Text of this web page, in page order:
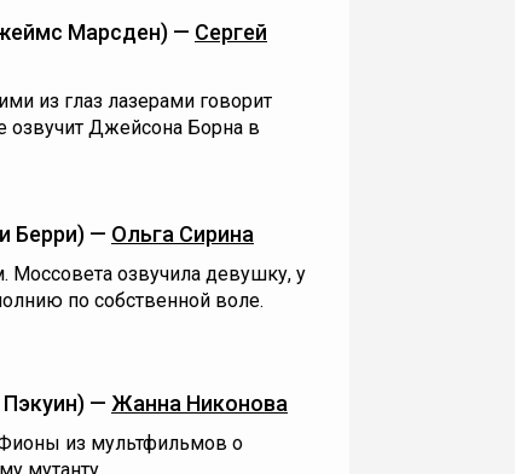
Марсден) — Сергей
из глаз лазерами говорит
озвучит Джейсона Борна в
Берри) — Ольга Сирина
Моссовета озвучила девушку, у
по собственной воле.
— Жанна Никонова
из мультфильмов о